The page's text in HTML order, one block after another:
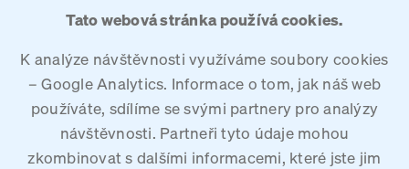
Tato webová stránka používá cookies.
K analýze návštěvnosti využíváme soubory cookies
– Google Analytics. Informace o tom, jak náš web
používáte, sdílíme se svými partnery pro analýzy
návštěvnosti. Partneři tyto údaje mohou
zkombinovat s dalšími informacemi, které jste jim